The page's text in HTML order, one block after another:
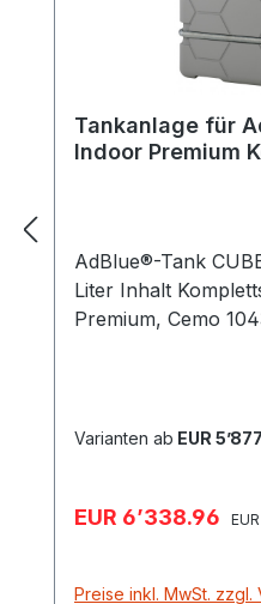
Tankanlage für
Indoor Premium
AdBlue®-Tank
Liter Inhalt Komplettstation Indoor
Premium, Cemo
Argumente, die für
für die Aufstellung
Varianten ab EUR
Verkaufspreis:
EUR 6’338.96
Preise inkl. MwSt. zzgl.